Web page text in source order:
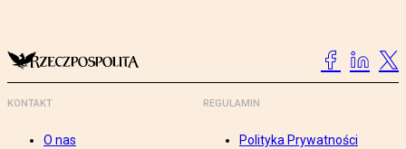
KONTAKT
O nas
REGULAMIN
Polityka Prywatności